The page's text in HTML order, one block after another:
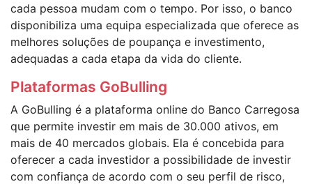
cada pessoa mudam com o tempo. Por isso, o banco
disponibiliza uma equipa especializada que oferece as
melhores soluções de poupança e investimento,
adequadas a cada etapa da vida do cliente.
Plataformas GoBulling
A GoBulling é a plataforma online do Banco Carregosa
que permite investir em mais de 30.000 ativos, em
mais de 40 mercados globais. Ela é concebida para
oferecer a cada investidor a possibilidade de investir
com confiança de acordo com o seu perfil de risco,